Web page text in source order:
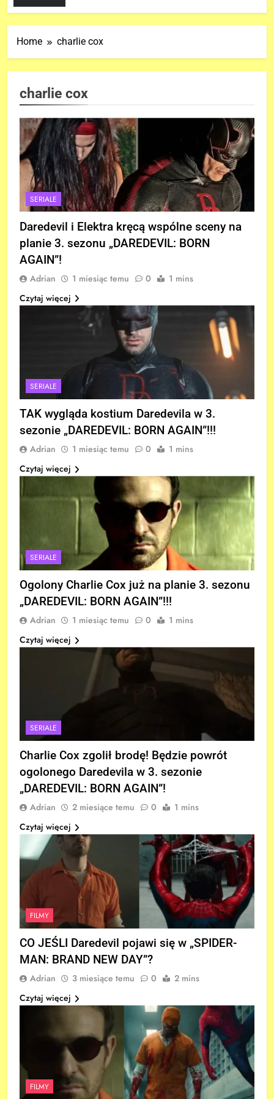
Home charlie cox
charlie cox
SERIALE
Daredevil i Elektra kręcą wspólne sceny na
planie 3. sezonu „DAREDEVIL: BORN
AGAIN”!
Adrian 1 miesiąc temu 0
1 mins
Czytaj więcej
SERIALE
TAK wygląda kostium Daredevila w 3.
sezonie „DAREDEVIL: BORN AGAIN”!!!
Adrian 1 miesiąc temu 0
1 mins
Czytaj więcej
SERIALE
Ogolony Charlie Cox już na planie 3. sezonu
„DAREDEVIL: BORN AGAIN”!!!
Adrian 1 miesiąc temu 0
1 mins
Czytaj więcej
SERIALE
Charlie Cox zgolił brodę! Będzie powrót
ogolonego Daredevila w 3. sezonie
„DAREDEVIL: BORN AGAIN”!
Adrian 2 miesiące temu 0
1 mins
Czytaj więcej
FILMY
CO JEŚLI Daredevil pojawi się w „SPIDER-
MAN: BRAND NEW DAY”?
Adrian 3 miesiące temu 0
2 mins
Czytaj więcej
FILMY